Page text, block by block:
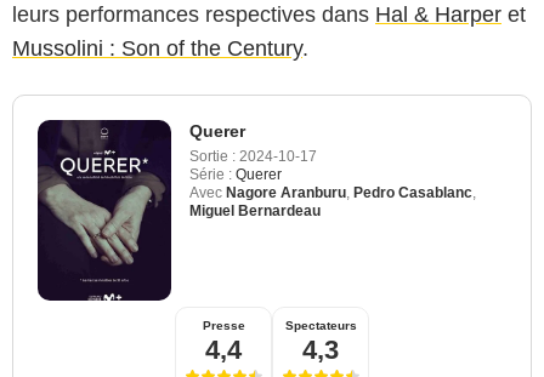
leurs performances respectives dans Hal & Harper et
Mussolini : Son of the Century.
Querer
Sortie : 2024-10-17
Série : Querer
Avec Nagore Aranburu Pedro Casablanc
Miguel Bernardeau
Presse
4,4
Spectateurs
4,3